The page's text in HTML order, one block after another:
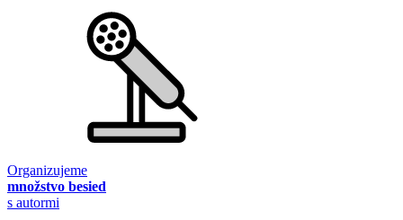
Organizujeme
množstvo besied
s autormi